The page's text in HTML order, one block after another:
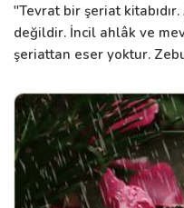
"Tevrat bir şeriat
değildir. İncil ahlâk ve
şeriattan eser yoktur.